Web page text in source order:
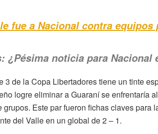
fue a Nacional contra equipos
¿Pésima noticia para Nacional
3 de la Copa Libertadores tiene un tinte
logre eliminar a Guaraní se enfrentaría
grupos. Este par fueron fichas claves
del Valle en un global de 2 – 1.